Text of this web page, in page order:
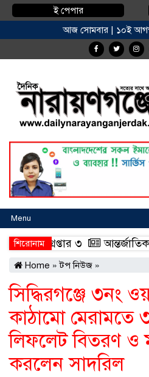
ই পেপার
আজ সোমবার | ১০ই
Menu
শিরোনাম
গ্রেপ্তার ৩
আন্তর্জাতিক
গ্রেপ্তার ৩
আন্তর্জাতিক
Home »টপ নিউজ »
সিদ্ধিরগঞ্জে ৩নং
কাঠামো মেরামতে
লিফলেট বিতরণ ও
করলেন সাদরিল